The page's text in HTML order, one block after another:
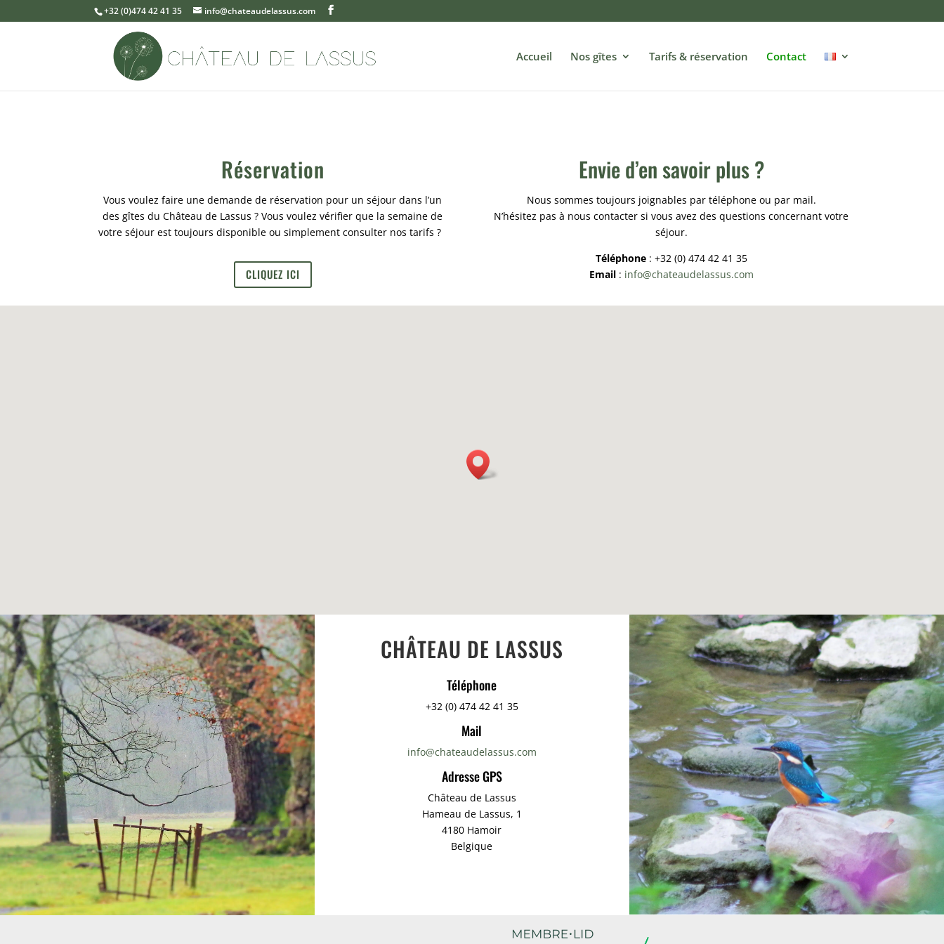
+32 (0)474 42 41 35 info@chateaudelassus.com
Accueil Nos gîtes Tarifs & réservation Contact
Réservation
Vous voulez faire une demande de réservation pour un séjour dans l’un
des gîtes du Château de Lassus ? Vous voulez vérifier que la semaine de
votre séjour est toujours disponible ou simplement consulter nos tarifs ?
CLIQUEZ ICI
Envie d’en savoir plus ?
Nous sommes toujours joignables par téléphone ou par mail.
N’hésitez pas à nous contacter si vous avez des questions concernant votre
séjour.
Téléphone: +32 (0) 474 42 41 35
Email: info@chateaudelassus.com
CHÂTEAU DE LASSUS
Téléphone
+32 (0) 474 42 41 35
Mail
info@chateaudelassus.com
Adresse GPS
Château de Lassus
Hameau de Lassus, 1
4180 Hamoir
Belgique